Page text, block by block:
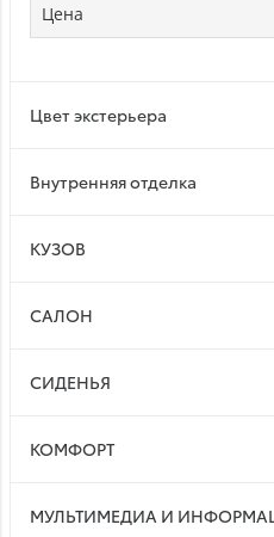
Цвет экстерьера
Bнутренняя отделка
КУЗОВ
САЛОН
СИДЕНЬЯ
КОМФОРТ
МУЛЬТИМЕДИА И